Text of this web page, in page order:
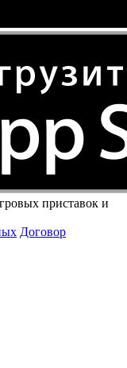
приставок и
Договор